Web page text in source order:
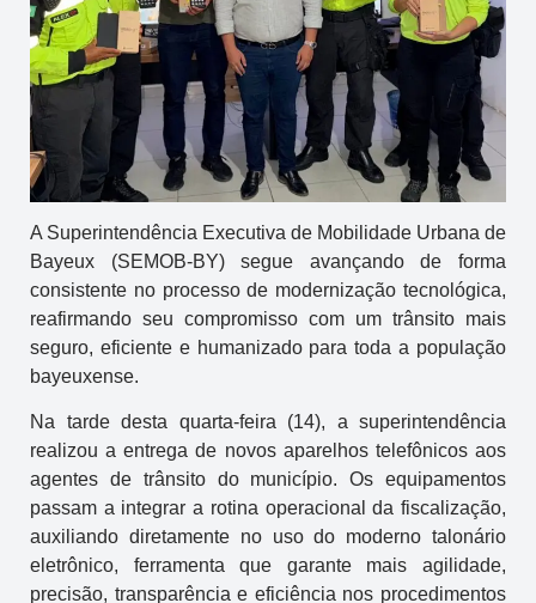
A Superintendência Executiva de Mobilidade Urbana de
Bayeux (SEMOB-BY) segue avançando de forma
consistente no processo de modernização tecnológica,
reafirmando seu compromisso com um trânsito mais
seguro, eficiente e humanizado para toda a população
bayeuxense.
Na tarde desta quarta-feira (14), a superintendência
realizou a entrega de novos aparelhos telefônicos aos
agentes de trânsito do município. Os equipamentos
passam a integrar a rotina operacional da fiscalização,
auxiliando diretamente no uso do moderno talonário
eletrônico, ferramenta que garante mais agilidade,
precisão, transparência e eficiência nos procedimentos